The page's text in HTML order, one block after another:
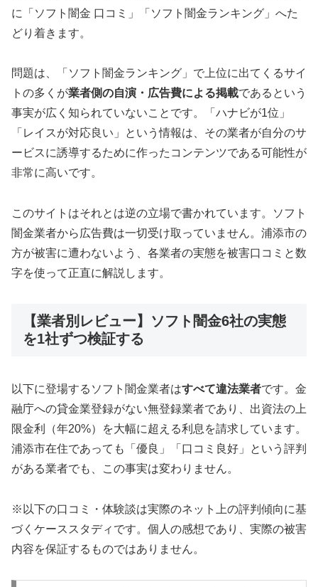
に「ソフト闇金 口コミ」「ソフト闇金ランキング」へた
どり着きます。
問題は、「ソフト闇金ランキング」で上位に出てくるサイ
トの多くが業者側の自演・広告費による掲載であるという
事実が広く知られていないことです。「ハナビが1位」
「レイスが対応良い」という情報は、その業者が自分のサ
ービスに誘導するために作ったコンテンツである可能性が
非常に高いです。
このサイトはそれとは逆の立場で書かれています。ソフト
闇金業者から広告費は一切受け取っていません。浦添市の
方が被害に遭わないよう、各業者の実態を被害口コミと数
字を使って正直に解説します。
【業者別レビュー】ソフト闇金6社の実態
を1社ずつ検証する
以下に登場するソフト闇金業者はすべて違法業者です。金
融庁への貸金業登録がない無登録業者であり、出資法の上
限金利（年20%）を大幅に超える利息を請求しています。
浦添市在住であっても「優良」「口コミ良好」という評判
がある業者でも、この事実は変わりません。
※以下の口コミ・体験談は実際のネット上の評判傾向に基
づくケーススタディです。個人の感想であり、実際の被害
内容を保証するものではありません。